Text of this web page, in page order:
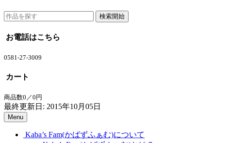
お電話はこちら
0581-27-3009
カート
商品数0／0円
最終更新日: 2015年10月05日
Menu
Kaba’s Fam(かばずふぁむ)について